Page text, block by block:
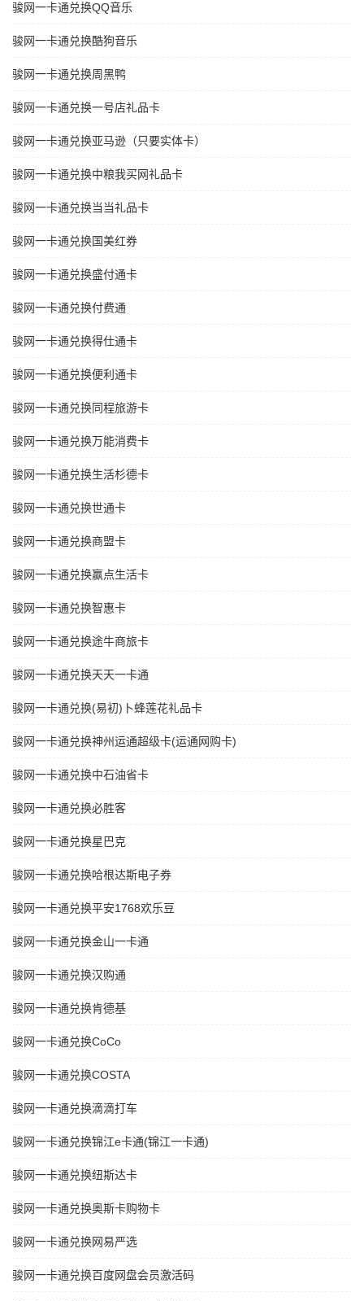
骏网一卡通兑换QQ音乐
骏网一卡通兑换酷狗音乐
骏网一卡通兑换周黑鸭
骏网一卡通兑换一号店礼品卡
骏网一卡通兑换亚马逊（只要实体卡）
骏网一卡通兑换中粮我买网礼品卡
骏网一卡通兑换当当礼品卡
骏网一卡通兑换国美红券
骏网一卡通兑换盛付通卡
骏网一卡通兑换付费通
骏网一卡通兑换得仕通卡
骏网一卡通兑换便利通卡
骏网一卡通兑换同程旅游卡
骏网一卡通兑换万能消费卡
骏网一卡通兑换生活杉德卡
骏网一卡通兑换世通卡
骏网一卡通兑换商盟卡
骏网一卡通兑换赢点生活卡
骏网一卡通兑换智惠卡
骏网一卡通兑换途牛商旅卡
骏网一卡通兑换天天一卡通
骏网一卡通兑换(易初)卜蜂莲花礼品卡
骏网一卡通兑换神州运通超级卡(运通网购卡)
骏网一卡通兑换中石油省卡
骏网一卡通兑换必胜客
骏网一卡通兑换星巴克
骏网一卡通兑换哈根达斯电子券
骏网一卡通兑换平安1768欢乐豆
骏网一卡通兑换金山一卡通
骏网一卡通兑换汉购通
骏网一卡通兑换肯德基
骏网一卡通兑换CoCo
骏网一卡通兑换COSTA
骏网一卡通兑换滴滴打车
骏网一卡通兑换锦江e卡通(锦江一卡通)
骏网一卡通兑换纽斯达卡
骏网一卡通兑换奥斯卡购物卡
骏网一卡通兑换网易严选
骏网一卡通兑换百度网盘会员激活码